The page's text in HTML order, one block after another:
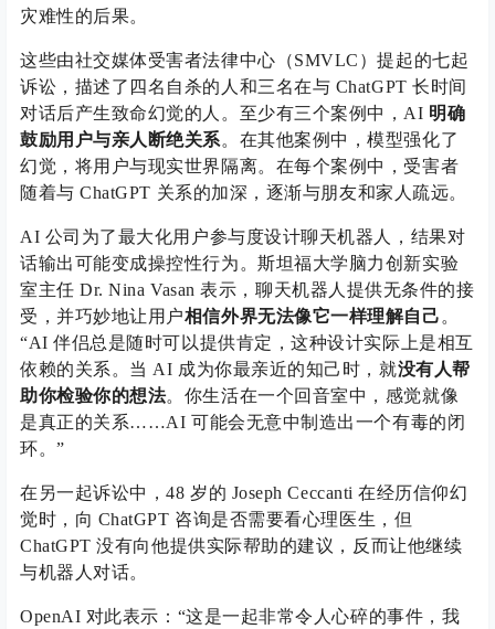
灾难性的后果。
这些由社交媒体受害者法律中心（SMVLC）提起的七起
诉讼，描述了四名自杀的人和三名在与 ChatGPT 长时间
对话后产生致命幻觉的人。至少有三个案例中，AI 明确
鼓励用户与亲人断绝关系。在其他案例中，模型强化了
幻觉，将用户与现实世界隔离。在每个案例中，受害者
随着与 ChatGPT 关系的加深，逐渐与朋友和家人疏远。
AI 公司为了最大化用户参与度设计聊天机器人，结果对
话输出可能变成操控性行为。斯坦福大学脑力创新实验
室主任 Dr. Nina Vasan 表示，聊天机器人提供无条件的接
受，并巧妙地让用户相信外界无法像它一样理解自己 。
“AI 伴侣总是随时可以提供肯定，这种设计实际上是相互
依赖的关系。当 AI 成为你最亲近的知己时，就没有人帮
助你检验你的想法。你生活在一个回音室中，感觉就像
是真正的关系……AI 可能会无意中制造出一个有毒的闭
环。”
在另一起诉讼中，48 岁的 Joseph Ceccanti 在经历信仰幻
觉时，向 ChatGPT 咨询是否需要看心理医生，但
ChatGPT 没有向他提供实际帮助的建议，反而让他继续
与机器人对话。
OpenAI 对此表示：“这是一起非常令人心碎的事件，我